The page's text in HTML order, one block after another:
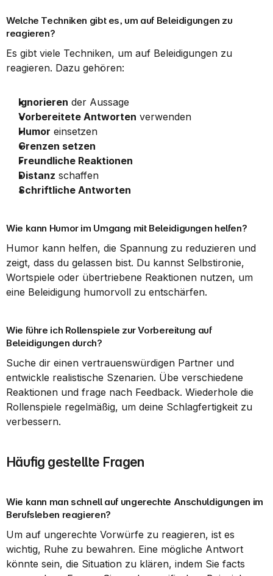
Welche Techniken gibt es, um auf Beleidigungen zu
reagieren?
Es gibt viele Techniken, um auf Beleidigungen zu
reagieren. Dazu gehören:
Ignorieren der Aussage
Vorbereitete Antworten verwenden
Humor einsetzen
Grenzen setzen
Freundliche Reaktionen
Distanz schaffen
Schriftliche Antworten
Wie kann Humor im Umgang mit Beleidigungen helfen?
Humor kann helfen, die Spannung zu reduzieren und
zeigt, dass du gelassen bist. Du kannst Selbstironie,
Wortspiele oder übertriebene Reaktionen nutzen, um
eine Beleidigung humorvoll zu entschärfen.
Wie führe ich Rollenspiele zur Vorbereitung auf
Beleidigungen durch?
Suche dir einen vertrauenswürdigen Partner und
entwickle realistische Szenarien. Übe verschiedene
Reaktionen und frage nach Feedback. Wiederhole die
Rollenspiele regelmäßig, um deine Schlagfertigkeit zu
verbessern.
Häufig gestellte Fragen
Wie kann man schnell auf ungerechte Anschuldigungen im
Berufsleben reagieren?
Um auf ungerechte Vorwürfe zu reagieren, ist es
wichtig, Ruhe zu bewahren. Eine mögliche Antwort
könnte sein, die Situation zu klären, indem Sie facts